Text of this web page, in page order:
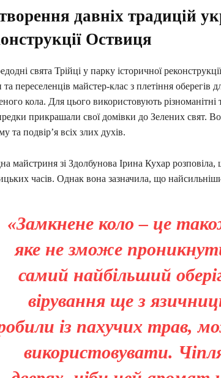
давніх традицій
Оствиця
свята Трійці у парку історичної
та переселенців майстер-клас з плетіння
кола. Для цього використовують
прикрашали свої домівки до Зелених свят.
та подвір’я всіх злих духів.
майстриня зі Здолбунова Ірина Кухар розповіла,
часів. Однак вона зазначила, що
«Замкнене коло – це
яке не зможе
самий найбільший
вірування ще з
із пахучих трав,
використовувати.